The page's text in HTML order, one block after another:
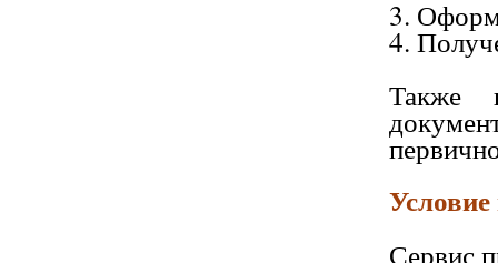
3.
4.
Также
Сервис